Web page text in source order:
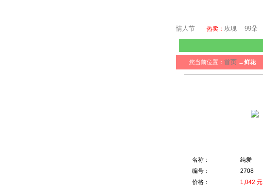
情人节 热卖： 玫瑰 99朵
您当前位置： 首页 →鲜花
名称：
纯爱
编号：
2708
价格：
1,042 元